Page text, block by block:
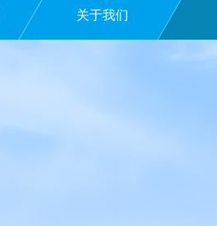
关于我们